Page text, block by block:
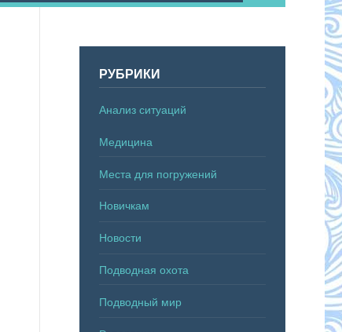
РУБРИКИ
Анализ ситуаций
Медицина
Места для погружений
Новичкам
Новости
Подводная охота
Подводный мир